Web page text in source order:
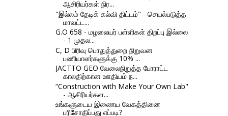
ஆசிரியர்கள் நிர...
"இல்லம் தேடிக் கல்வி திட்டம்" - செயல்படுத்த
மாவட்ட...
G.O 658 - மழலையர் பள்ளிகள் திறப்பு இல்லை
- 1 முதல...
C, D பிரிவு பொதுத்துறை நிறுவன
பணியாளர்களுக்கு 10% ...
JACTTO GEO வேலைநிறுத்த போராட்ட
காலதிற்கான ஊதியம் ந...
“Construction with Make Your Own Lab"
- ஆசிரியர்கள...
உங்களுடைய இணைய வேகத்தினை
பரிசோதிப்பது எப்படி?